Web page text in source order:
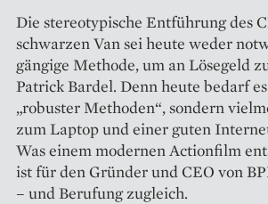
Die stereotypische Entführung des
schwarzen Van sei heute weder
gängige Methode, um an Lösegeld
Patrick Bardel. Denn heute bedarf
„robuster Methoden“, sondern
zum Laptop und einer guten
Was einem modernen Actionfilm
ist für den Gründer und CEO von
– und Berufung zugleich.